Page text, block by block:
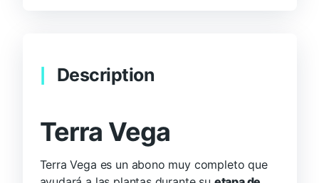
Description
Terra Vega
Terra Vega es un abono muy completo que